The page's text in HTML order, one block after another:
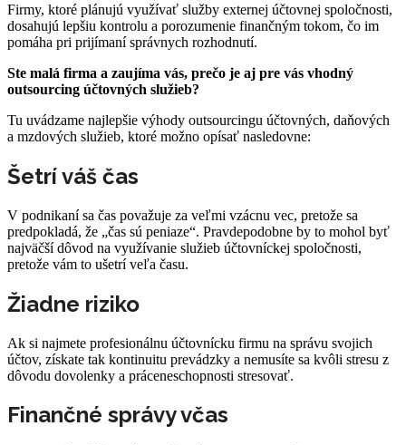
Firmy, ktoré plánujú využívať služby externej účtovnej spoločnosti,
dosahujú lepšiu kontrolu a porozumenie finančným tokom, čo im
pomáha pri prijímaní správnych rozhodnutí.
Ste malá firma a zaujíma vás, prečo je aj pre vás vhodný
outsourcing účtovných služieb?
Tu uvádzame najlepšie výhody outsourcingu účtovných, daňových
a mzdových služieb, ktoré možno opísať nasledovne:
Šetrí váš čas
V podnikaní sa čas považuje za veľmi vzácnu vec, pretože sa
predpokladá, že „čas sú peniaze“. Pravdepodobne by to mohol byť
najväčší dôvod na využívanie služieb účtovníckej spoločnosti,
pretože vám to ušetrí veľa času.
Žiadne riziko
Ak si najmete profesionálnu účtovnícku firmu na správu svojich
účtov, získate tak kontinuitu prevádzky a nemusíte sa kvôli stresu z
dôvodu dovolenky a práceneschopnosti stresovať.
Finančné správy včas